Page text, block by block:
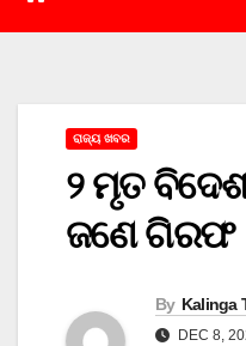
ରାଜ୍ୟ ଖବର
୨ ମୃତ
ଜଣେ ଗିରଫ
By Kalinga
DEC 8,